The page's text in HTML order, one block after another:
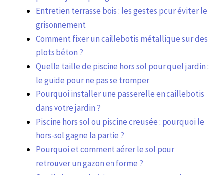
Entretien terrasse bois : les gestes pour éviter le
grisonnement
Comment fixer un caillebotis métallique sur des
plots béton ?
Quelle taille de piscine hors sol pour quel jardin :
le guide pour ne pas se tromper
Pourquoi installer une passerelle en caillebotis
dans votre jardin ?
Piscine hors sol ou piscine creusée : pourquoi le
hors-sol gagne la partie ?
Pourquoi et comment aérer le sol pour
retrouver un gazon en forme ?